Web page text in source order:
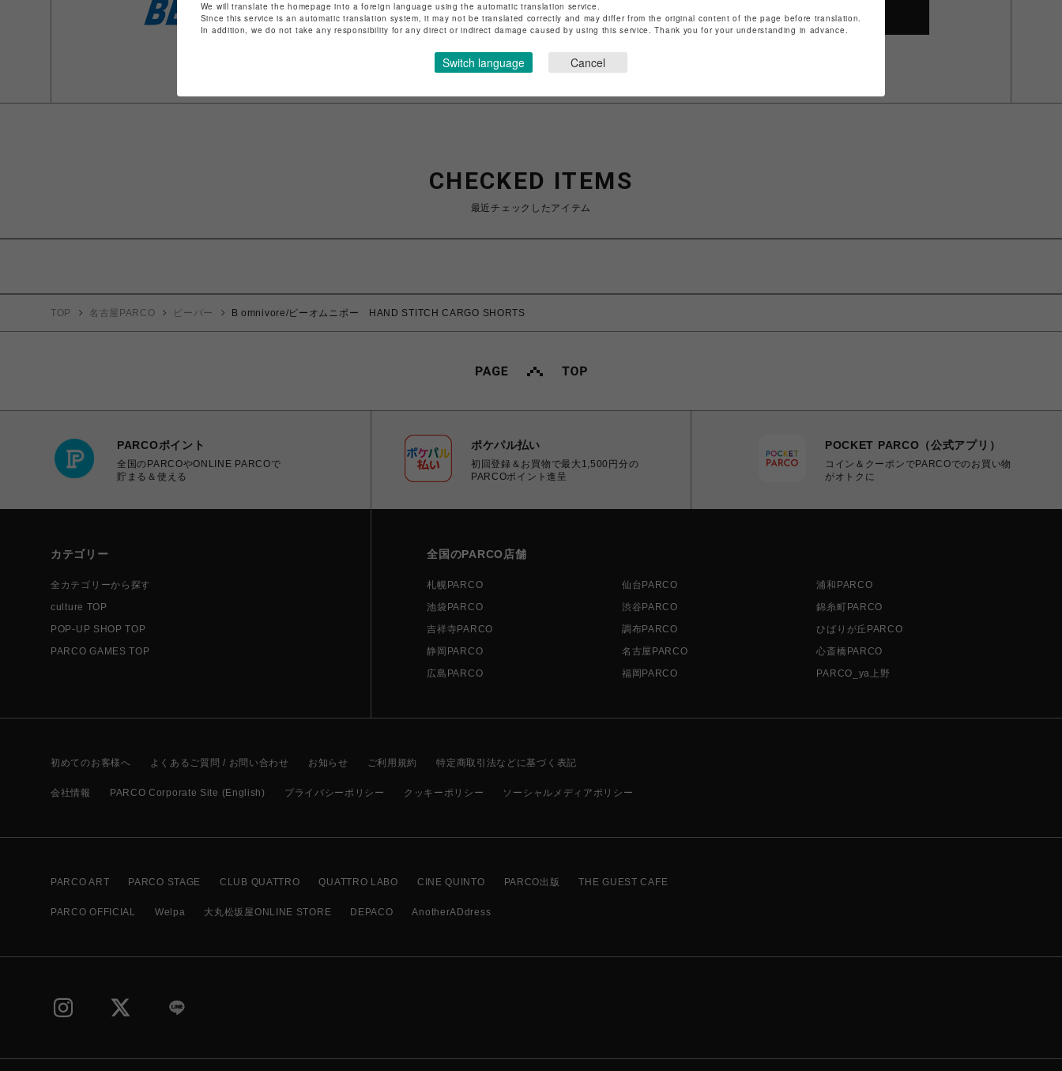
特定商取引法など法令に基づく表記はこちら
ショップお問い合わせはこちら
SHOP TOP
CHECKED ITEMS
最近チェックしたアイテム
TOP 名古屋PARCO ビーバー B omnivore/ビーオムニボー HAND STITCH CARGO SHORTS
PARCOポイント
全国のPARCOやONLINE PARCOで
貯まる＆使える
ポケパル払い
初回登録＆お買物で最大1,500円分の
PARCOポイント進呈
POCKET PARCO（公式アプリ）
コイン＆クーポンでPARCOでのお買い物
がオトクに
カテゴリー
全カテゴリーから探す
culture TOP
POP-UP SHOP TOP
PARCO GAMES TOP
全国のPARCO店舗
札幌PARCO 仙台PARCO
浦和PARCO
池袋PARCO
渋谷PARCO
錦糸町PARCO
吉祥寺PARCO
調布PARCO
ひばりが丘PARCO
静岡PARCO
名古屋PARCO
心斎橋PARCO
広島PARCO
福岡PARCO PARCO_ya上野
初めてのお客様へ よくあるご質問 / お問い合わせ お知らせ ご利用規約 特定商取引法などに基づく表記
会社情報 PARCO Corporate Site (English) プライバシーポリシー クッキーポリシー ソーシャルメディアポリシー
PARCO ART PARCO STAGE CLUB QUATTRO QUATTRO LABO CINE QUINTO PARCO出版 THE GUEST CAFE
PARCO OFFICIAL Welpa 大丸松坂屋ONLINE STORE DEPACO AnotherADdress
We will translate the homepage into a foreign language using the automatic translation service.
Since this service is an automatic translation system, it may not be translated correctly and may differ from the original content of the page before translation.
In addition, we do not take any responsibility for any direct or indirect damage caused by using this service. Thank you for your understanding in advance.
Switch language Cancel